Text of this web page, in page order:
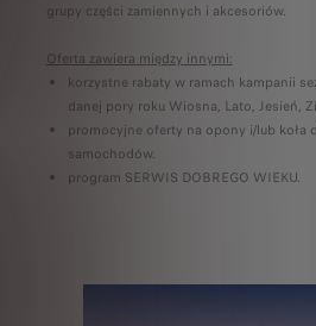
grupy części zamiennych i akcesoriów.
Oferta zawiera między innymi:
korzystne rabaty w ramach kampanii
danej pory roku Wiosna, Lato, Jesień,
promocyjne oferty na opony i/lub koła
samochodów.
program SERWIS DOBREGO WIEKU.